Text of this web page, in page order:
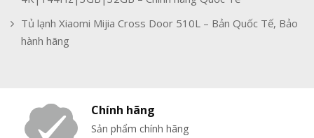
Tủ lạnh Xiaomi Mijia Cross Door 510L – Bản Quốc Tế, Bảo
hành hãng
Chính hãng
Sản phẩm chính hãng